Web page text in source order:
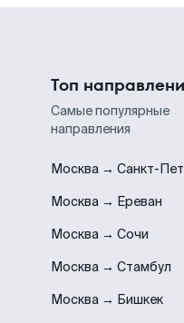
Топ
Самые популярные
направления
Москва → Санкт-
Москва → Ереван
Москва → Сочи
Москва → Стамбул
Москва → Бишкек